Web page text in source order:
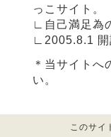
っこサイト。
∟自己満足為
∟2005.8.1 開
＊当サイト
い。
このサイ